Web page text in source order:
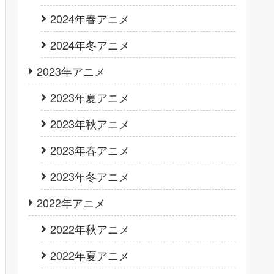
2024年春アニメ
2024年冬アニメ
2023年アニメ
2023年夏アニメ
2023年秋アニメ
2023年春アニメ
2023年冬アニメ
2022年アニメ
2022年秋アニメ
2022年夏アニメ